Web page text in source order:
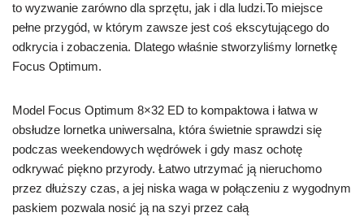
to wyzwanie zarówno dla sprzętu, jak i dla ludzi.To miejsce
pełne przygód, w którym zawsze jest coś ekscytującego do
odkrycia i zobaczenia. Dlatego właśnie stworzyliśmy lornetkę
Focus Optimum.
Model Focus Optimum 8×32 ED to kompaktowa i łatwa w
obsłudze lornetka uniwersalna, która świetnie sprawdzi się
podczas weekendowych wędrówek i gdy masz ochotę
odkrywać piękno przyrody. Łatwo utrzymać ją nieruchomo
przez dłuższy czas, a jej niska waga w połączeniu z wygodnym
paskiem pozwala nosić ją na szyi przez całą